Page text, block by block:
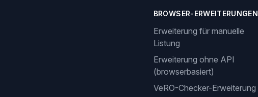
BROWSER-ERWEITERUNGEN
Erweiterung für manuelle
Listung
Erweiterung ohne API
(browserbasiert)
VeRO-Checker-Erweiterung